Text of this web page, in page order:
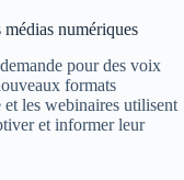
numériques
pour des voix
formats
et les webinaires utilisent
et informer leur